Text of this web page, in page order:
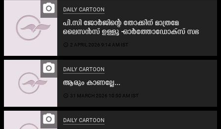
camera_alt DAILY CARTOON
പി.സി ജോർജിന്റെ തോക്കിന് മാത്രമേ
ലൈസൻസ് ഉള്ളൂ -ഓർത്തോഡോക്സ് സഭ
access_time 2 APRIL 2026 9:14 AM IST
camera_alt DAILY CARTOON
ആരും കാണല്ലേ...
access_time 31 MARCH 2026 10:50 AM IST
camera_alt DAILY CARTOON